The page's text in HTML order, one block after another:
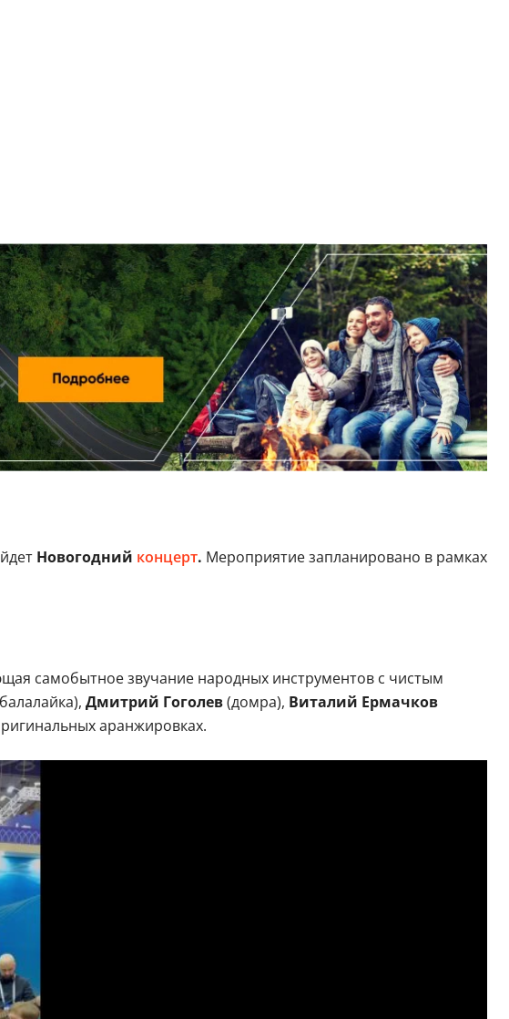
Новогодний концерт. Мероприятие запланировано в рамках
самобытное звучание народных инструментов с чистым
Дмитрий Гоголев(домра), Виталий Ермачков
аранжировках.